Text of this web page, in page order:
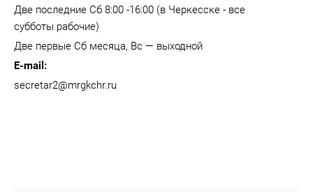
Две последние Сб 8:00 -16:00 (в Черкесске - все
субботы рабочие)
Две первые Сб месяца, Вс — выходной
Е-mail:
secretar2@mrgkchr.ru